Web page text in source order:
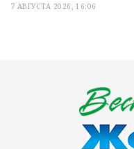
7 АВГУСТА 2026, 16:06